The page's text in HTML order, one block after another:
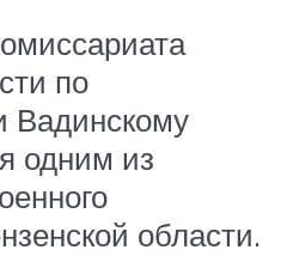
по
Вадинскому
одним из
области.